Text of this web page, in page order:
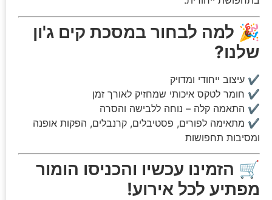
🎉 למה לבחור במסכת קים ג'ון
שלנו?
✔ עיצוב ייחודי ומדויק
✔ חומר לטקס איכותי שמחזיק לאורך זמן
✔ התאמה קלה – נוחה ללבישה והסרה
✔ מתאימה לפורים, פסטיבלים, קרנבלים, הפקות אופנה
ומסיבות תחפושות
🛒 הזמינו עכשיו והכניסו הומור
מפתיע לכל אירוע!